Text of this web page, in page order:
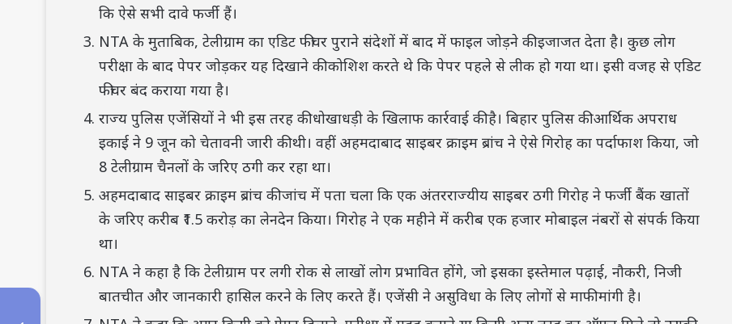
कि ऐसे सभी दावे फर्जी हैं।
NTA के मुताबिक, टेलीग्राम का एडिट फीचर पुराने संदेशों में बाद में फाइल जोड़ने की इजाजत देता है। कुछ लोग
परीक्षा के बाद पेपर जोड़कर यह दिखाने की कोशिश करते थे कि पेपर पहले से लीक हो गया था। इसी वजह से एडिट
फीचर बंद कराया गया है।
राज्य पुलिस एजेंसियों ने भी इस तरह की धोखाधड़ी के खिलाफ कार्रवाई की है। बिहार पुलिस की आर्थिक अपराध
इकाई ने 9 जून को चेतावनी जारी की थी। वहीं अहमदाबाद साइबर क्राइम ब्रांच ने ऐसे गिरोह का पर्दाफाश किया, जो
8 टेलीग्राम चैनलों के जरिए ठगी कर रहा था।
अहमदाबाद साइबर क्राइम ब्रांच की जांच में पता चला कि एक अंतरराज्यीय साइबर ठगी गिरोह ने फर्जी बैंक खातों
के जरिए करीब ₹1.5 करोड़ का लेनदेन किया। गिरोह ने एक महीने में करीब एक हजार मोबाइल नंबरों से संपर्क किया
था।
NTA ने कहा है कि टेलीग्राम पर लगी रोक से लाखों लोग प्रभावित होंगे, जो इसका इस्तेमाल पढ़ाई, नौकरी, निजी
बातचीत और जानकारी हासिल करने के लिए करते हैं। एजेंसी ने असुविधा के लिए लोगों से माफी मांगी है।